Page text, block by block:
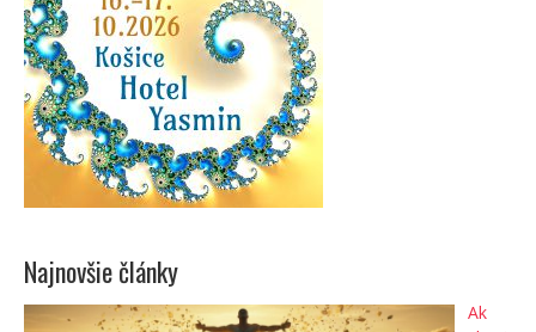
Najnovšie články
Ak